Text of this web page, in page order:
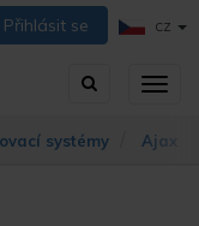
Přihlásit se CZ
Vyhledávání
systémy Ajax